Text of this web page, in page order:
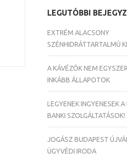
LEGUTÓBBI
EXTRÉM ALACSONY
SZÉNHIDRÁTTARTALMÚ
A KÁVÉZÓK NEM
INKÁBB ÁLLAPOTOK
LEGYENEK INGYENESEK
BANKI SZOLGÁLTATÁSOK!
JOGÁSZ BUDAPEST
ÜGYVÉDI IRODA